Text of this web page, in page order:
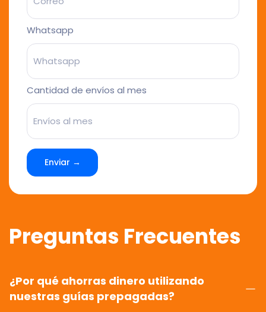
Whatsapp
Cantidad de envíos al mes
Enviar →
Preguntas Frecuentes
¿Por qué ahorras dinero utilizando
nuestras guías prepagadas?